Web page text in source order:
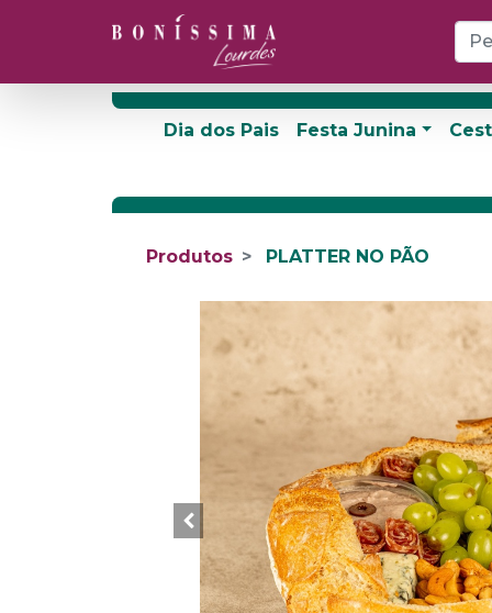
Dia dos Pais Festa Junina
Produtos PLATTER NO PÃO